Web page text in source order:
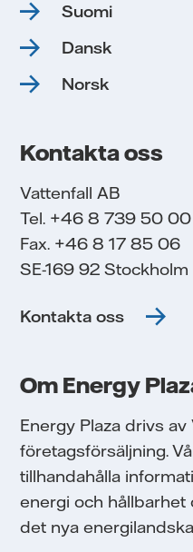
Suomi
Dansk
Norsk
Kontakta oss
Vattenfall AB
Tel. +46 8 739 50 00
Fax. +46 8 17 85 06
SE-169 92 Stockholm
Kontakta oss
Om Energy
Energy Plaza drivs av
företagsförsäljning.
tillhandahålla
energi och hållbarhet
det nya